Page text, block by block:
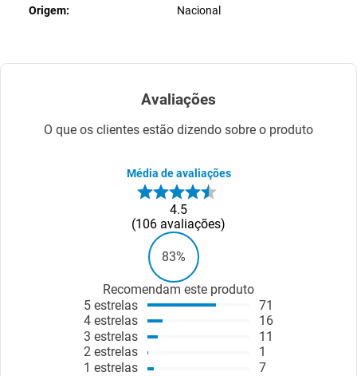
Origem
Nacional
Avaliações
O que os clientes estão dizendo sobre o produto
Média de avaliações
4.5
106 avaliações
83%
Recomendam este produto
5 estrelas
4 estrelas
3 estrelas
2 estrelas
1 estrelas
71
16
11
1
7